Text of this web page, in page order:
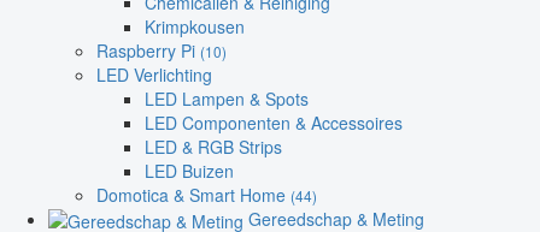
Krimpkousen
Raspberry Pi (10)
LED Verlichting
LED Lampen & Spots
LED Componenten & Accessoires
LED & RGB Strips
LED Buizen
Domotica & Smart Home (44)
Gereedschap & Meting